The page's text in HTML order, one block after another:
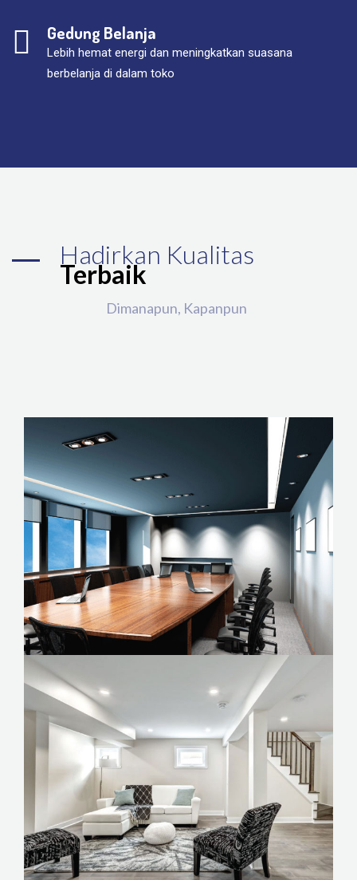
Gedung Belanja
Lebih hemat energi dan meningkatkan suasana
berbelanja di dalam toko
Hadirkan Kualitas
Terbaik
Dimanapun, Kapanpun